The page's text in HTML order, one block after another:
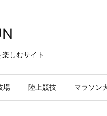
しむサイト
場 陸上競技 マラソン